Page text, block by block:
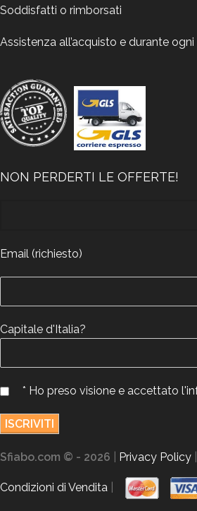
Soddisfatti o rimborsati
Assistenza all’acquisto e durante
NON PERDERTI LE OFFERTE!
Email (richiesto)
Capitale d'Italia?
* Ho preso visione e accettato
Sfiabo.com © - 2026 Privacy Policy
Condizioni di Vendita